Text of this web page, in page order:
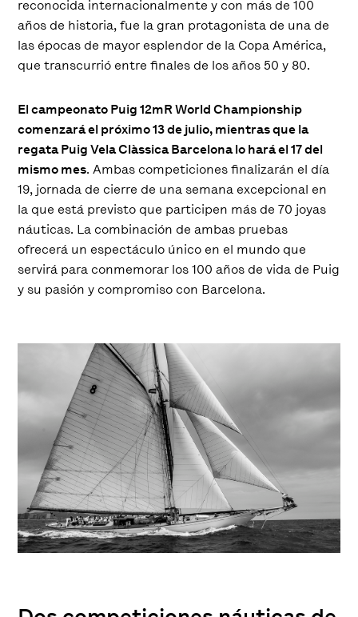
reconocida internacionalmente y con más de 100
años de historia, fue la gran protagonista de una de
las épocas de mayor esplendor de la Copa América,
que transcurrió entre finales de los años 50 y 80.
El campeonato Puig 12mR World Championship
comenzará el próximo 13 de julio, mientras que la
regata Puig Vela Clàssica Barcelona lo hará el 17 del
mismo mes. Ambas competiciones finalizarán el día
19, jornada de cierre de una semana excepcional en
la que está previsto que participen más de 70 joyas
náuticas. La combinación de ambas pruebas
ofrecerá un espectáculo único en el mundo que
servirá para conmemorar los 100 años de vida de Puig
y su pasión y compromiso con Barcelona.